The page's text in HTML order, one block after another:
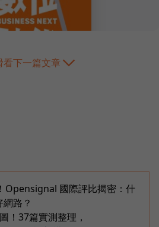
看下一篇文章
Opensignal 國際評比揭密：什
路？
！37篇實測整理，